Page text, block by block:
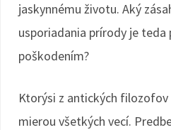
jaskynnému životu. Aký
usporiadania prírody je
poškodením?
Ktorýsi z antických filozofov
mierou všetkých vecí.